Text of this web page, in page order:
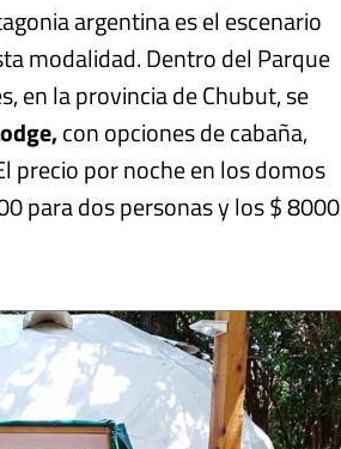
argentina es el escenario
modalidad. Dentro del Parque
en la provincia de Chubut, se
con opciones de cabaña,
precio por noche en los domos
para dos personas y los $ 8000